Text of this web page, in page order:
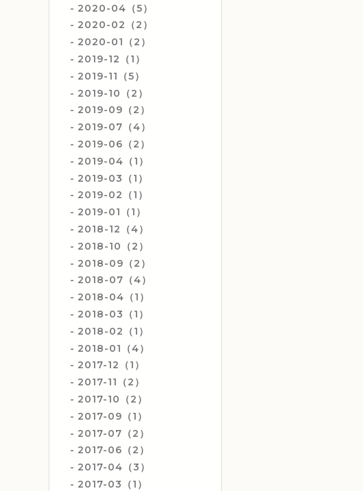
2020-04（5）
2020-02（2）
2020-01（2）
2019-12（1）
2019-11（5）
2019-10（2）
2019-09（2）
2019-07（4）
2019-06（2）
2019-04（1）
2019-03（1）
2019-02（1）
2019-01（1）
2018-12（4）
2018-10（2）
2018-09（2）
2018-07（4）
2018-04（1）
2018-03（1）
2018-02（1）
2018-01（4）
2017-12（1）
2017-11（2）
2017-10（2）
2017-09（1）
2017-07（2）
2017-06（2）
2017-04（3）
2017-03（1）